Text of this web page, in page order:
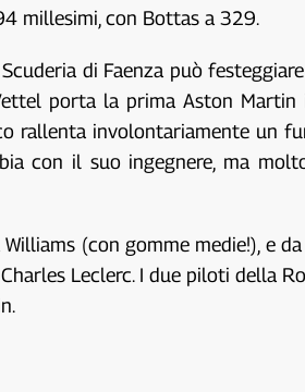
millesimi, con Bottas a 329.
di Faenza può
porta la prima Aston
rallenta involontariamente un
con il suo ingegnere, ma
(con gomme medie!), e
Leclerc. I due piloti della